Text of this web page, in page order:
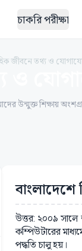
চাকরি পরীক্ষা
জীবনে তথ্য ও
উন্মুক্ত শিক্ষায়
বাংলাদেশে
উত্তর: ২০০৯ সালে
কম্পিউটারের
পদ্ধতি চালু হয়।